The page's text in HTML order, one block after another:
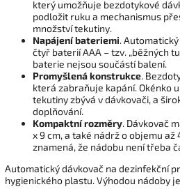
který umožňuje bezdotykové
podložit ruku a mechanismus
množství tekutiny.
Napájení bateriemi.
čtyř baterií AAA – tzv. „běžných
baterie nejsou součástí balení.
Promyšlená konstrukce.
která zabraňuje kapání. Okénko
tekutiny zbývá v dávkovači, a
doplňování.
Kompaktní rozměry. Dávkovač
x 9 cm, a také nádrž o objemu až
znamená, že nádobu není třeba
Automatický dávkovač na dezinfekční
hygienického plastu. Výhodou nádoby